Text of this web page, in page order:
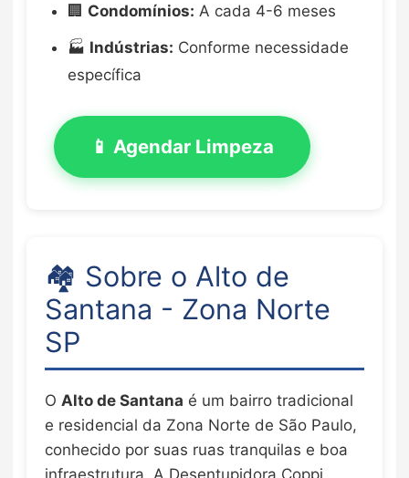
🏢 Condomínios: A cada 4-6 meses
🏭 Indústrias: Conforme necessidade
específica
📱 Agendar Limpeza
🏘️ Sobre o Alto de
Santana - Zona Norte
SP
O Alto de Santana é um bairro tradicional
e residencial da Zona Norte de São Paulo,
conhecido por suas ruas tranquilas e boa
infraestrutura. A Desentupidora Coppi